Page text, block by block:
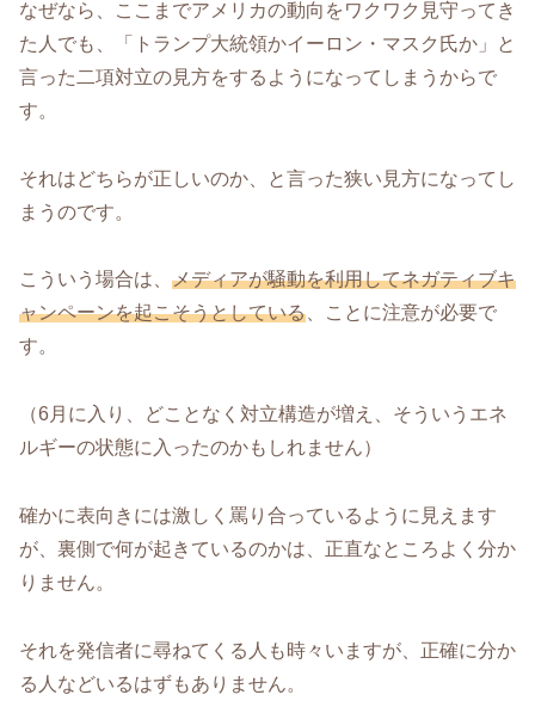
なぜなら、ここまでアメリカの動向をワクワク見守ってき
た人でも、「トランプ大統領かイーロン・マスク氏か」と
言った二項対立の見方をするようになってしまうからで
す。
それはどちらが正しいのか、と言った狭い見方になってし
まうのです。
こういう場合は、 メディアが騒動を利用してネガティブキ
ャンペーンを起こそうとしている 、ことに注意が必要で
す。
（6月に入り、どことなく対立構造が増え、そういうエネ
ルギーの状態に入ったのかもしれません）
確かに表向きには激しく罵り合っているように見えます
が、裏側で何が起きているのかは、正直なところよく分か
りません。
それを発信者に尋ねてくる人も時々いますが、正確に分か
る人などいるはずもありません。